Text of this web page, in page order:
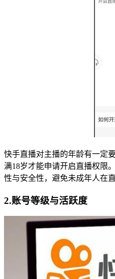
快手直播对主播的年龄有一定
满18岁才能申请开启直播权限
性与安全性，避免未成年人在
2.账号等级与活跃度